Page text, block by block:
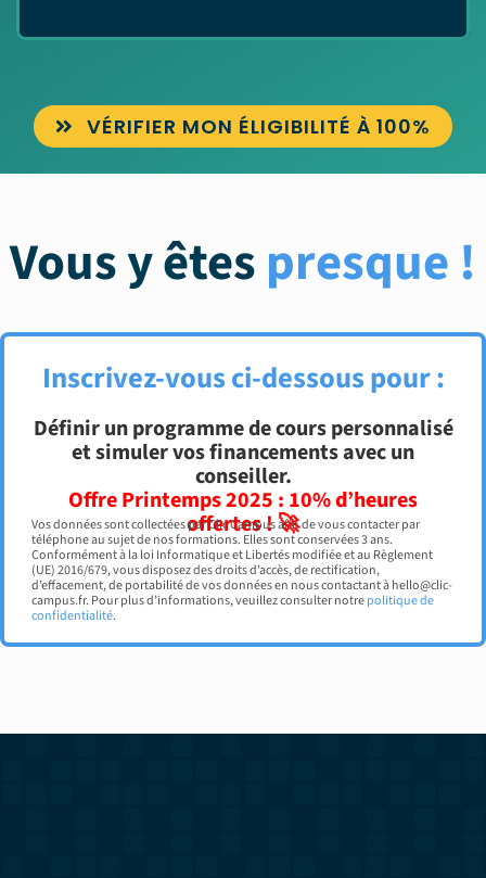
VÉRIFIER MON ÉLIGIBILITÉ À 100%
Vous y êtespresque !
Inscrivez-vous ci-dessous pour :
Définir un programme de cours personnalisé
et simuler vos financements avec un
conseiller.
Offre Printemps 2025 : 10% d’heures
offertes ! 🚀
Vos données sont collectées par Clic Campus afin de vous contacter par
téléphone au sujet de nos formations. Elles sont conservées 3 ans.
Conformément à la loi Informatique et Libertés modifiée et au Règlement
(UE) 2016/679, vous disposez des droits d’accès, de rectification,
d’effacement, de portabilité de vos données en nous contactant à hello@clic-
campus.fr. Pour plus d’informations, veuillez consulter notrepolitique de
confidentialité.